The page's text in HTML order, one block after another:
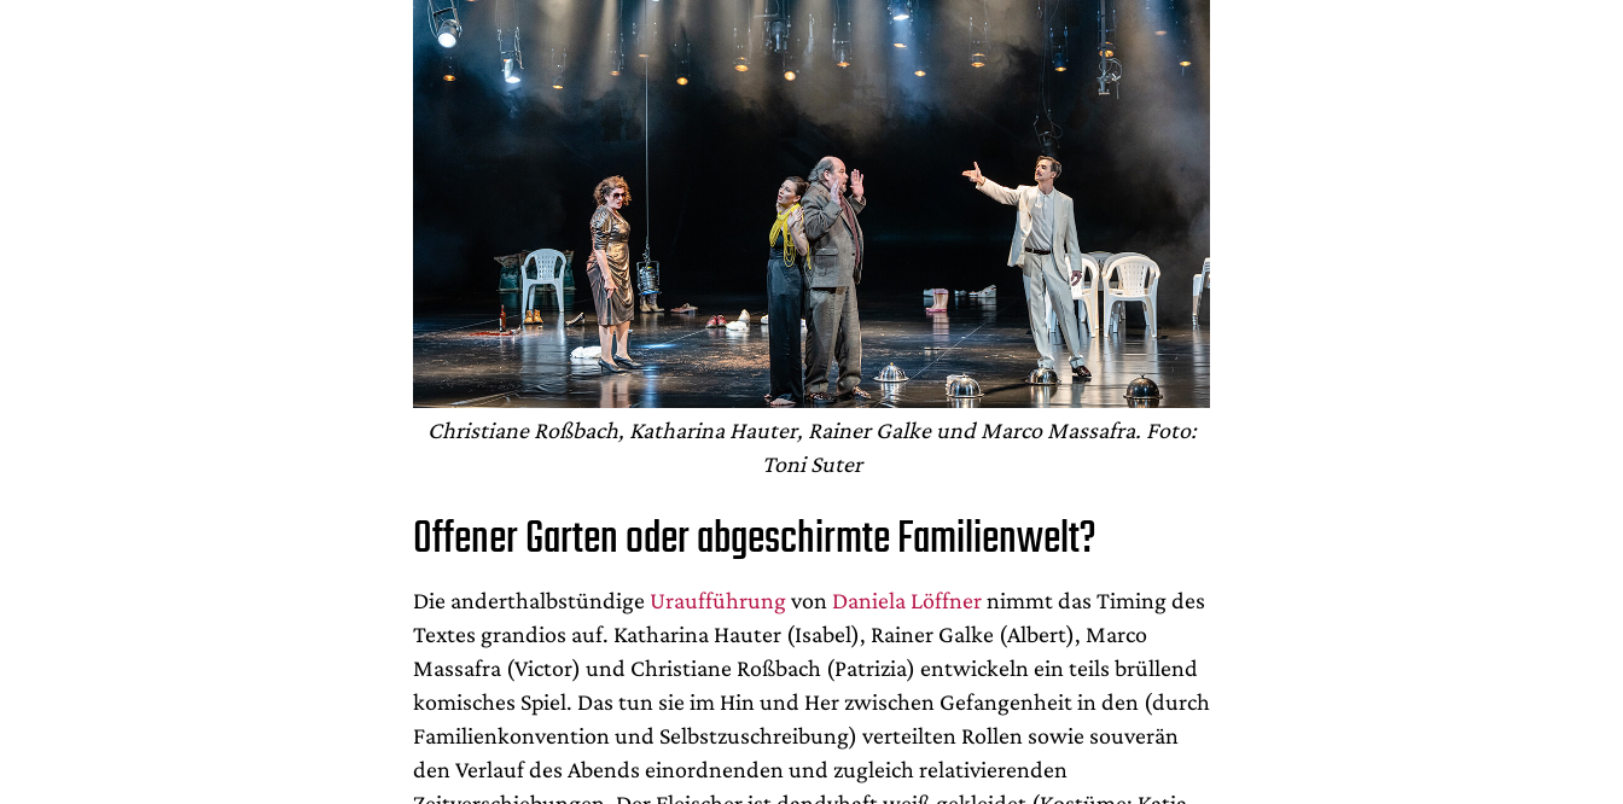
Christiane Roßbach, Katharina Hauter, Rainer Galke und Marco Massafra. Foto:
Toni Suter
Offener Garten oder abgeschirmte Familienwelt?
Die anderthalbstündige Uraufführungvon Daniela Löffnernimmt das Timing des
Textes grandios auf. Katharina Hauter (Isabel), Rainer Galke (Albert), Marco
Massafra (Victor) und Christiane Roßbach (Patrizia) entwickeln ein teils brüllend
komisches Spiel. Das tun sie im Hin und Her zwischen Gefangenheit in den (durch
Familienkonvention und Selbstzuschreibung) verteilten Rollen sowie souverän
den Verlauf des Abends einordnenden und zugleich relativierenden